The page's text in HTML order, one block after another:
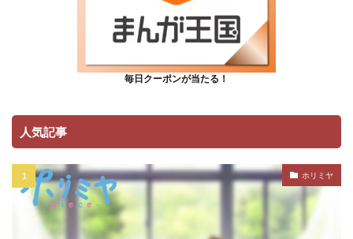
毎日クーポンが当たる！
人気記事
ホリミヤ